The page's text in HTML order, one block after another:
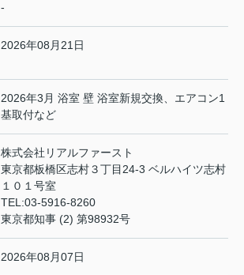
-
2026年08月21日
2026年3月 浴室 壁 浴室新規交換、エアコン1
基取付など
株式会社リアルファースト
東京都板橋区志村３丁目24-3 ベルハイツ志村
１０１号室
TEL:03-5916-8260
東京都知事 (2) 第98932号
2026年08月07日